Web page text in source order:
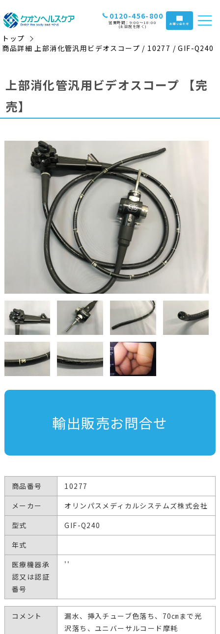
0120-456-800
営業時間：9:00〜18:00
(土日祝を除く) お問い合わせ
トップ
商品詳細 上部消化管汎用ビデオスコープ / 10277 / GIF-Q240
上部消化管汎用ビデオスコープ
【完
売】
輸出販売お問合せ
商品番号
10277
メーカー
オリンパスメディカルシステムズ株式会社
型式
GIF-Q240
年式
医療機器承
認又は認証
番号
''
コメント
漏水、挿入チューブ色落ち、70㎝まで光
沢落ち、ユニバーサルコード摩耗